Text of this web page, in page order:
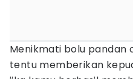
Menikmati bolu pandan
tentu memberikan